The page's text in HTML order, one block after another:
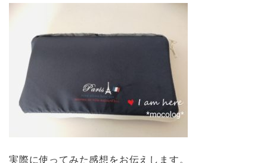
実際に使ってみた感想をお伝えします。